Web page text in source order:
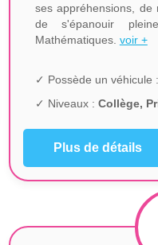
ses appréhensions, de
de s'épanouir
Mathématiques. voir +
✓ Possède un véhicule :
✓ Niveaux : Collège,
Plus de détails